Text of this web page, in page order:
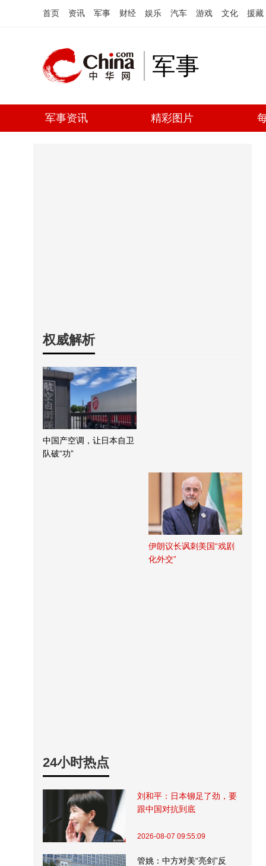
首页 资讯 军事 财经 娱乐 汽车 游戏 文化 援藏
军事
军事资讯 精彩图片
权威解析
中国产空调，让日本自卫
队破“功”
伊朗议长讽刺美国“戏剧
化外交”
24小时热点
刘和平：日本铆足了劲，要
跟中国对抗到底
2026-08-07 09:55:09
管姚：中方对美“亮剑”反